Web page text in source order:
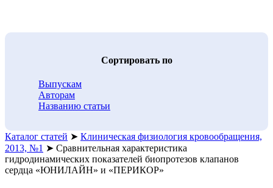
Cортировать по
Выпускам
Авторам
Названию статьи
Каталог статей ➤ Клиническая физиология кровообращения,
2013, №1 ➤ Сравнительная характеристика
гидродинамических показателей биопротезов клапанов
сердца «ЮНИЛАЙН» и «ПЕРИКОР»